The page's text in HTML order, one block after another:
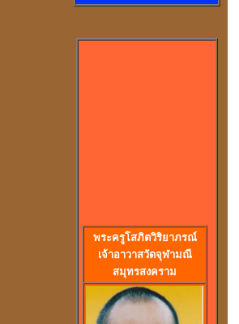
พระครูโสภิตวิริยาภรณ์
เจ้าอาวาสวัดจุฬามณี
สมุทรสงคราม